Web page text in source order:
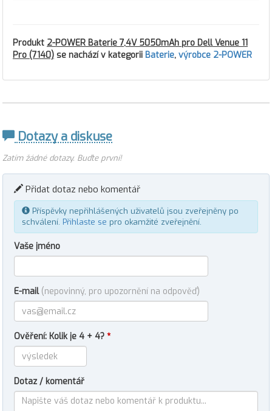
Produkt 2-POWER Baterie 7,4V 5050mAh pro Dell Venue 11
Pro (7140) se nachází v kategorii Baterie, výrobce 2-POWER
Dotazy a diskuse
Zatím žádné dotazy. Buďte první!
Přidat dotaz nebo komentář
Příspěvky nepřihlášených uživatelů jsou zveřejněny po
schválení. Přihlaste se pro okamžité zveřejnění.
Vaše jméno
E-mail (nepovinný, pro upozornění na odpověď)
Ověření: Kolik je 4 + 4? *
Dotaz / komentář